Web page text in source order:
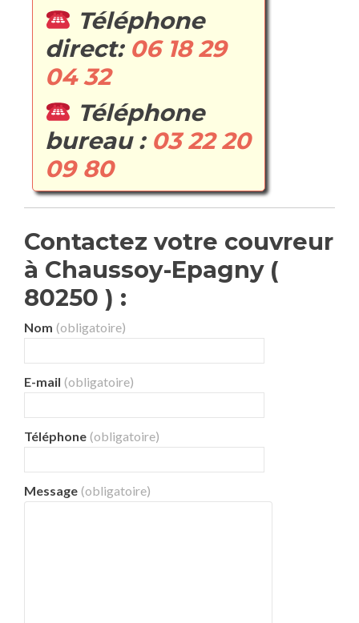
Téléphone
direct: 06 18 29
04 32
Téléphone
bureau : 03 22 20
09 80
Contactez votre couvreur
à Chaussoy-Epagny (
80250 ) :
Nom (obligatoire)
E-mail (obligatoire)
Téléphone (obligatoire)
Message (obligatoire)